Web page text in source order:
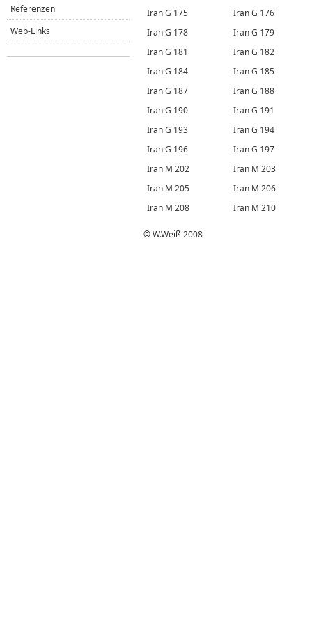
Iran G 175
Iran G 176
Iran G 178
Iran G 179
Iran G 181
Iran G 182
Iran G 184
Iran G 185
Iran G 187
Iran G 188
Iran G 190
Iran G 191
Iran G 193
Iran G 194
Iran G 196
Iran G 197
Iran M 202
Iran M 203
Iran M 205
Iran M 206
Iran M 208
Iran M 210
© W.Weiß 2008
Referenzen
Web-Links